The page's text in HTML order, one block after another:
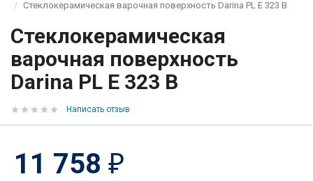
Стеклокерамическая варочная поверхность Darina PL E 323 B
Стеклокерамическая
варочная поверхность
Darina PL E 323 B
Написать отзыв
11 758 ₽